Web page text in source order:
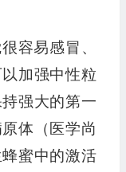
容易感冒、
加强中性粒
强大的第一
体（医学尚
蜜中的激活